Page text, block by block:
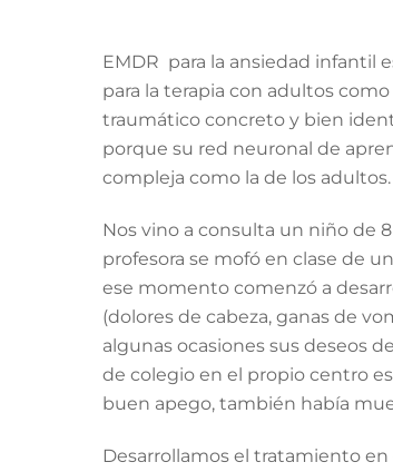
EMDR para la ansiedad infantil
para la terapia con adultos
traumático concreto y bien
porque su red neuronal de
compleja como la de los adultos.
Nos vino a consulta un niño de
profesora se mofó en clase de
ese momento comenzó a
(dolores de cabeza, ganas de
algunas ocasiones sus deseos
de colegio en el propio centro
buen apego, también había
Desarrollamos el tratamiento